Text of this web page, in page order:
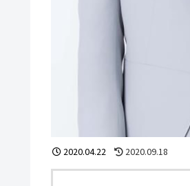
2020.04.22 2020.09.18